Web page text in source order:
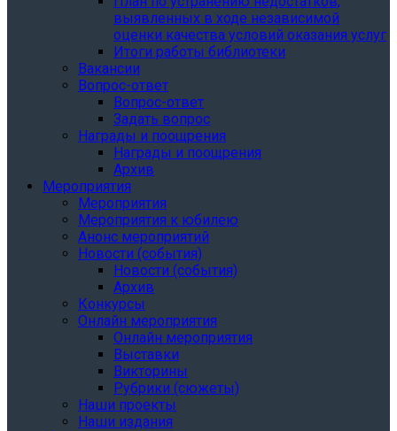
выявленных в ходе независимой
оценки качества условий оказания услуг
Итоги работы библиотеки
Вакансии
Вопрос-ответ
Вопрос-ответ
Задать вопрос
Награды и поощрения
Награды и поощрения
Архив
Мероприятия
Мероприятия
Мероприятия к юбилею
Анонс мероприятий
Новости (события)
Новости (события)
Архив
Конкурсы
Онлайн мероприятия
Онлайн мероприятия
Выставки
Викторины
Рубрики (сюжеты)
Наши проекты
Наши издания